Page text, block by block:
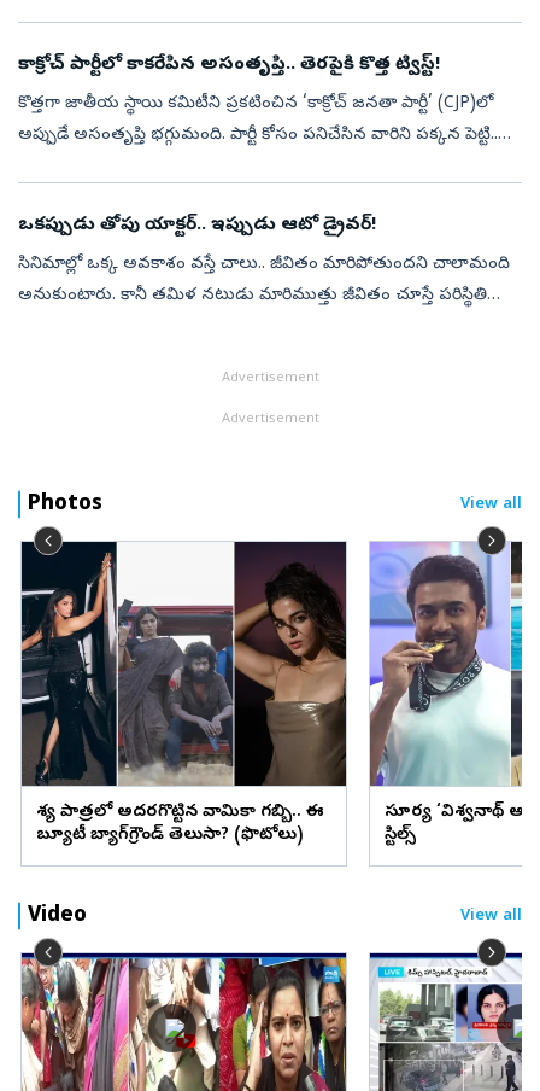
కాక్రోచ్ పార్టీలో కాకరేపిన అసంతృప్తి.. తెరపైకి కొత్త ట్విస్ట్‌!
కొత్తగా జాతీయ స్థాయి కమిటీని ప్రకటించిన ‘కాక్రోచ్ జనతా పార్టీ’ (CJP)లో
అప్పుడే అసంతృప్తి భగ్గుమంది. పార్టీ కోసం పనిచేసిన వారిని పక్కన పెట్టి..
ఒకప్పుడు తోపు యాక్టర్‌.. ఇప్పుడు ఆటో డ్రైవర్‌!
సినిమాల్లో ఒక్క అవకాశం వస్తే చాలు.. జీవితం మారిపోతుందని చాలామంది
అనుకుంటారు. కానీ తమిళ నటుడు మారిముత్తు జీవితం చూస్తే పరిస్థితి
Advertisement
Advertisement
Photos View all
వేశ్య పాత్రలో అదరగొట్టిన వామికా గబ్బి.. ఈ
బ్యూటీ బ్యాగ్‌గ్రౌండ్‌ తెలుసా? (ఫొటోలు)
సూర్య ‘విశ్వనాథ్
స్టిల్స్
Video View all